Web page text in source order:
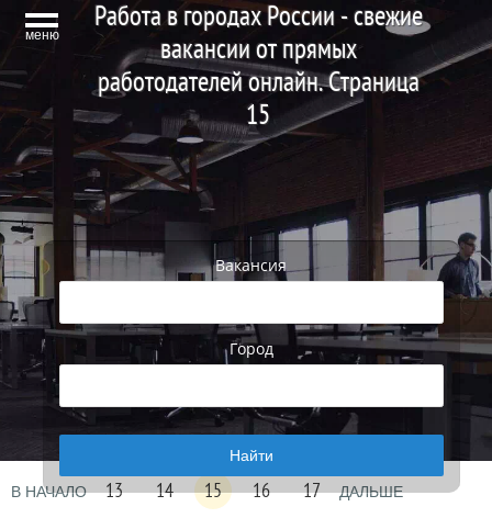
меню
Работа в городах России - свежие
вакансии от прямых
работодателей онлайн. Страница
15
Вакансия
Город
В НАЧАЛО 13 14 15 16 17 ДАЛЬШЕ